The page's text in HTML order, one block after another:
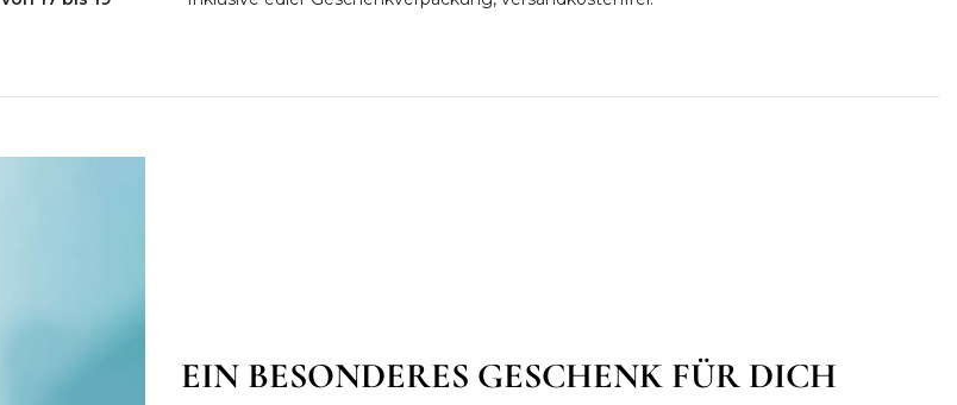
EIN BESONDERES GESCHENK FÜR DICH